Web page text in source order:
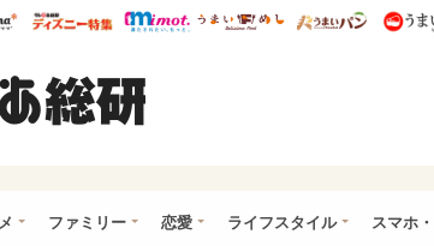
総研
ハピママ* ウレぴあ総研 ディズニー特集
mimot. うまいめし うまい
ファミリー 恋愛 ライフスタイル スマホ